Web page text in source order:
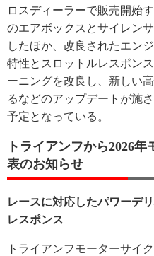
ロスディーラーで販売開始
のエアボックスとサイレン
したほか、改良されたエン
特性とスロットルレスポン
ーニングを改良し、新しい
るなどのアップデートが施
予定となっている。
トライアンフから2026
表のお知らせ
レースに対応したパワーデ
レスポンス
トライアンフモーターサイ